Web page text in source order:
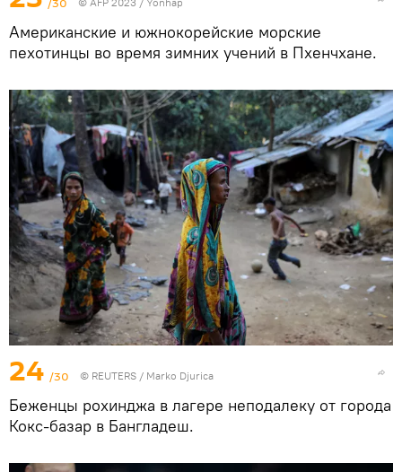
Американские и южнокорейские морские
пехотинцы во время зимних учений в Пхенчхане.
24 /30 © REUTERS / Marko Djurica
Беженцы рохинджа в лагере неподалеку от города
Кокс-базар в Бангладеш.